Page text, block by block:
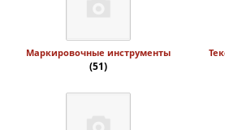
Маркировочные инструменты
(51)